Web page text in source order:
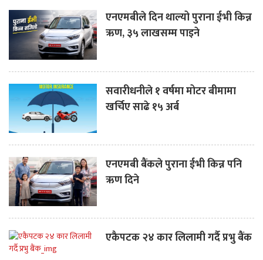
एनएमबीले दिन थाल्यो पुराना ईभी किन्न
ऋण, ३५ लाखसम्म पाइने
सवारीधनीले १ वर्षमा मोटर बीमामा
खर्चिए साढे १५ अर्ब
एनएमबी बैंकले पुराना ईभी किन्न पनि
ऋण दिने
एकैपटक २४ कार लिलामी गर्दै प्रभु बैंक